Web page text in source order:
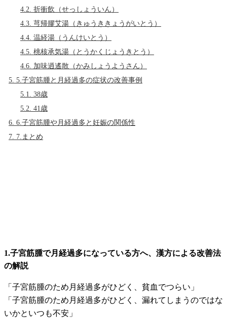
4.2. 折衝飲（せっしょういん）
4.3. 芎帰膠艾湯（きゅうききょうがいとう）
4.4. 温経湯（うんけいとう）
4.5. 桃核承気湯（とうかくじょうきとう）
4.6. 加味逍遙散（かみしょうようさん）
5. 5.子宮筋腫と月経過多の症状の改善事例
5.1. 38歳
5.2. 41歳
6. 6.子宮筋腫や月経過多と妊娠の関係性
7. 7.まとめ
1.子宮筋腫で月経過多になっている方へ、漢方による改善法
の解説
「子宮筋腫のため月経過多がひどく、貧血でつらい」
「子宮筋腫のため月経過多がひどく、漏れてしまうのではな
いかといつも不安」